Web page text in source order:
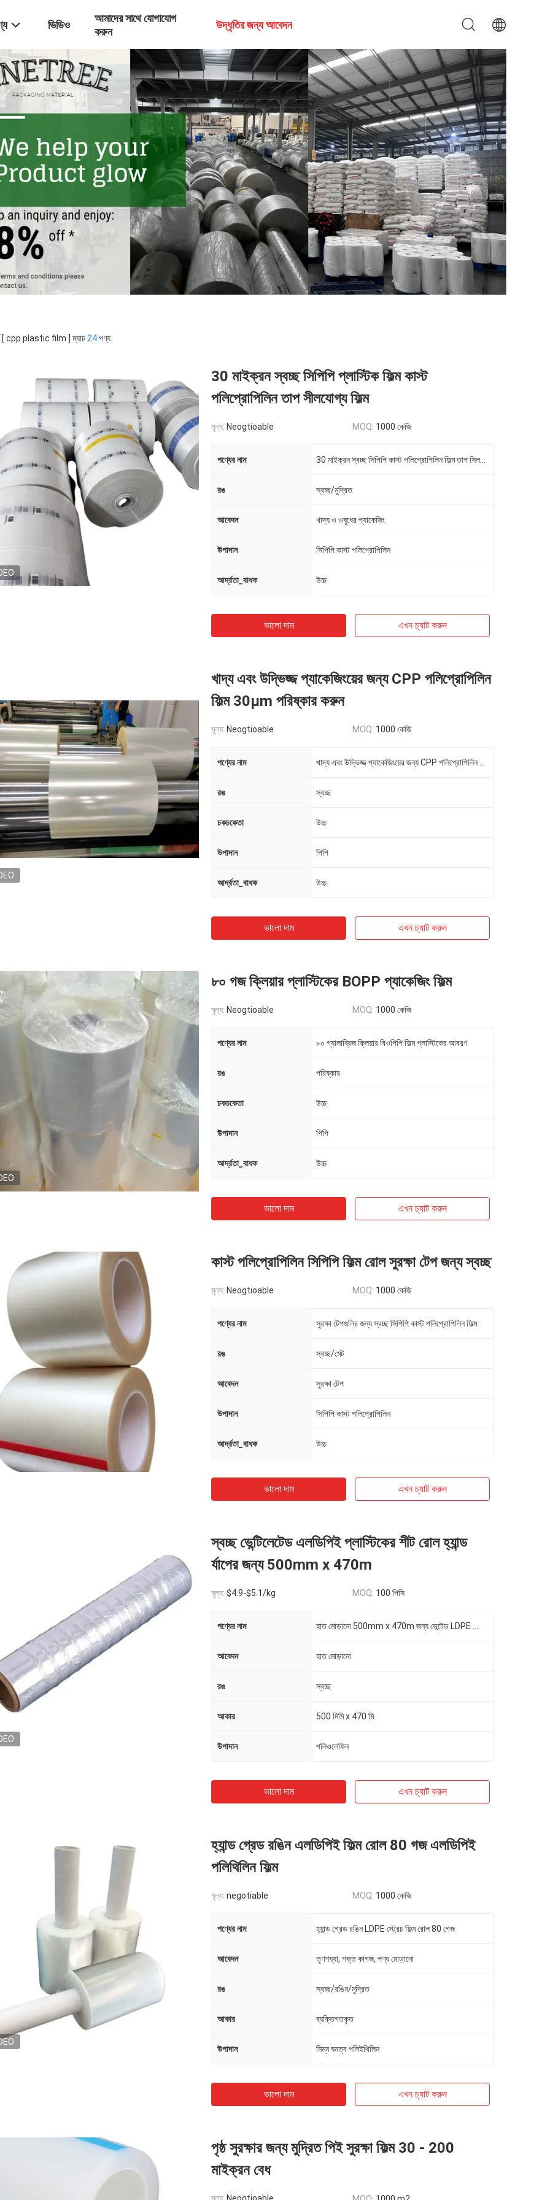
ভিডিও
আমাদের সাথে যোগাযোগ
করুন
উদ্ধৃতির জন্য আবেদন
[ cpp plastic film ] ম্যাচ 24পণ্য.
30 মাইক্রন স্বচ্ছ সিপিপি প্লাস্টিক ফিল্ম কাস্ট
পলিপ্রোপিলিন তাপ সীলযোগ্য ফিল্ম
মূল্য: Neogtioable MOQ: 1000 কেজি
পণ্যের নাম
রঙ স্বচ্ছ/মুদ্রিত
আবেদন খাদ্য ও ওষুধের প্যাকেজিং
উপাদান সিপিপি কাস্ট পলিপ্রোপিলিন
আর্দ্রতা_বাধক উচ্চ
ভালো দাম এখন চ্যাট করুন
খাদ্য এবং উদ্ভিজ্জ প্যাকেজিংয়ের জন্য CPP পলিপ্রোপিলিন
ফিল্ম 30μm পরিষ্কার করুন
মূল্য: Neogtioable MOQ: 1000 কেজি
পণ্যের নাম
রঙ স্বচ্ছ
চকচকেতা উচ্চ
উপাদান পিপি
আর্দ্রতা_বাধক উচ্চ
ভালো দাম এখন চ্যাট করুন
৮০ গজ ক্লিয়ার প্লাস্টিকের BOPP প্যাকেজিং ফিল্ম
মূল্য: Neogtioable MOQ: 1000 কেজি
পণ্যের নাম ৮০ গ্যালাব্রিজ ক্লিয়ার বিওপিপি ফিল্ম প্লাস্টিকের আবরণ
রঙ পরিষ্কার
চকচকেতা উচ্চ
উপাদান পিপি
আর্দ্রতা_বাধক উচ্চ
ভালো দাম এখন চ্যাট করুন
কাস্ট পলিপ্রোপিলিন সিপিপি ফিল্ম রোল সুরক্ষা টেপ জন্য স্বচ্ছ
মূল্য: Neogtioable MOQ: 1000 কেজি
পণ্যের নাম সুরক্ষা টেপগুলির জন্য স্বচ্ছ সিপিপি কাস্ট পলিপ্রোপিলিন ফিল্ম
রঙ স্বচ্ছ/মেট
আবেদন সুরক্ষা টেপ
উপাদান সিপিপি কাস্ট পলিপ্রোপিলিন
আর্দ্রতা_বাধক উচ্চ
ভালো দাম এখন চ্যাট করুন
স্বচ্ছ ভেন্টিলেটেড এলডিপিই প্লাস্টিকের শীট রোল হ্যান্ড
র্যাপের জন্য 500mm x 470m
মূল্য: $4.9-$5.1/kg MOQ: 100 পিসি
পণ্যের নাম
আবেদন হাত মোড়ানো
রঙ স্বচ্ছ
আকার 500 মিমি x 470 মি
উপাদান পলিওলেফিন
ভালো দাম এখন চ্যাট করুন
হ্যান্ড গ্রেড রঙিন এলডিপিই ফিল্ম রোল 80 গজ এলডিপিই
পলিথিলিন ফিল্ম
মূল্য: negotiable MOQ: 1000 কেজি
পণ্যের নাম হ্যান্ড গ্রেড রঙিন LDPE স্ট্রেচ ফিল্ম রোল 80 গেজ
আবেদন তৃণশয্যা, শক্ত কাগজ, পণ্য মোড়ানো
রঙ স্বচ্ছ/রঙিন/মুদ্রিত
আকার ব্যক্তিগতকৃত
উপাদান নিম্ন ঘনত্ব পলিইথিলিন
ভালো দাম এখন চ্যাট করুন
পৃষ্ঠ সুরক্ষার জন্য মুদ্রিত পিই সুরক্ষা ফিল্ম 30 - 200
মাইক্রন বেধ